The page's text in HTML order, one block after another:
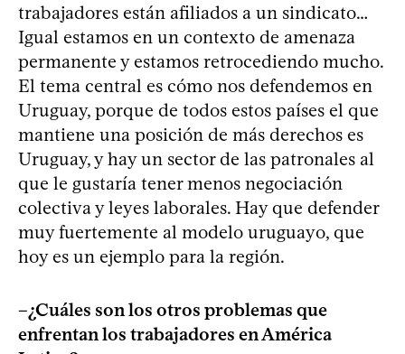
trabajadores están afiliados a un sindicato…
Igual estamos en un contexto de amenaza
permanente y estamos retrocediendo mucho.
El tema central es cómo nos defendemos en
Uruguay, porque de todos estos países el que
mantiene una posición de más derechos es
Uruguay, y hay un sector de las patronales al
que le gustaría tener menos negociación
colectiva y leyes laborales. Hay que defender
muy fuertemente al modelo uruguayo, que
hoy es un ejemplo para la región.
–¿Cuáles son los otros problemas que
enfrentan los trabajadores en América